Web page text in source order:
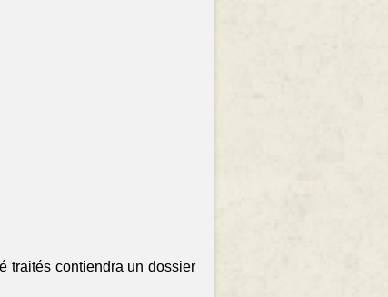
traités contiendra un dossier